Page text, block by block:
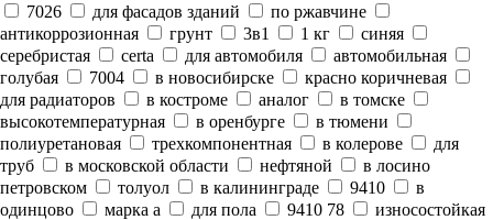
7026
для фасадов зданий
по ржавчине
антикоррозионная
грунт 3в1 1 кг
синяя
серебристая
certa для автомобиля
автомобильная
голубая
7004 в новосибирске
красно коричневая
для радиаторов
в костроме аналог
в томске
высокотемпературная
в оренбурге
в тюмени
полиуретановая
трехкомпонентная в колерове
для
труб
в московской области нефтяной
в лосино
петровском
толуол в калининграде 9410
в
одинцово
марка а для пола 9410 78
износостойкая